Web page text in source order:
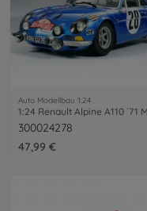
Auto Modellbau 1:24
300024278
47,99 €